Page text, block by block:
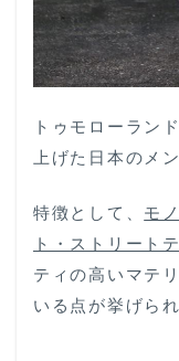
トゥモローラン
上げた日本のメ
特徴として、 モ
ト・ストリート
ティの高いマテ
いる点が挙げられ